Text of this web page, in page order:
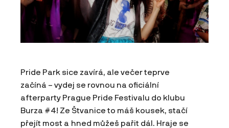
Pride Park sice zavírá, ale večer teprve
začíná – vydej se rovnou na oficiální
afterparty Prague Pride Festivalu do klubu
Burza #4! Ze Štvanice to máš kousek, stačí
přejít most a hned můžeš pařit dál. Hraje se